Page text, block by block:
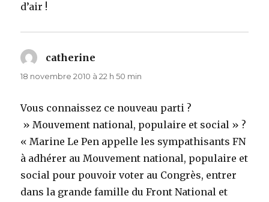
d’air !
catherine
18 novembre 2010 à 22 h 50 min
Vous connaissez ce nouveau parti ?
» Mouvement national, populaire et social » ?
« Marine Le Pen appelle les sympathisants FN
à adhérer au Mouvement national, populaire et
social pour pouvoir voter au Congrès, entrer
dans la grande famille du Front National et